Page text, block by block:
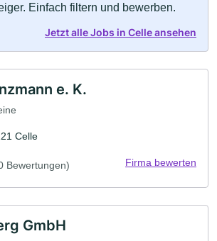
Einfach filtern und bewerben.
Jetzt alle Jobs in Celle ansehen
e. K.
Celle
Bewertungen) Firma bewerten
GmbH